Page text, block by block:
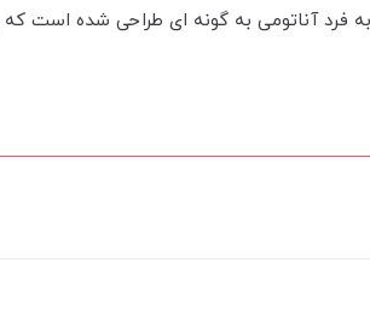
فرد آناتومی به گونه ای طراحی شده است